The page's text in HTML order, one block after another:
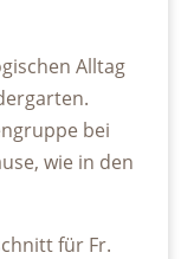
Alltag
bei
wie in den
für Fr.